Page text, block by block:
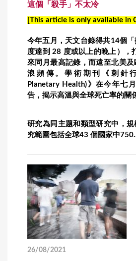
這個「殺手」不太冷
[This article is only available in
今年五月，天文台錄得共14個
度達到 28 度或以上的晚上），
來同月最高記錄，而遠至北美
浪頻傳。學術期刊《刺針
Planetary Health)》在今年七
告，揭示高溫與全球死亡率的關
研究為同主題和類型研究中，
究範圍包括全球43 個國家中
26/08/2021